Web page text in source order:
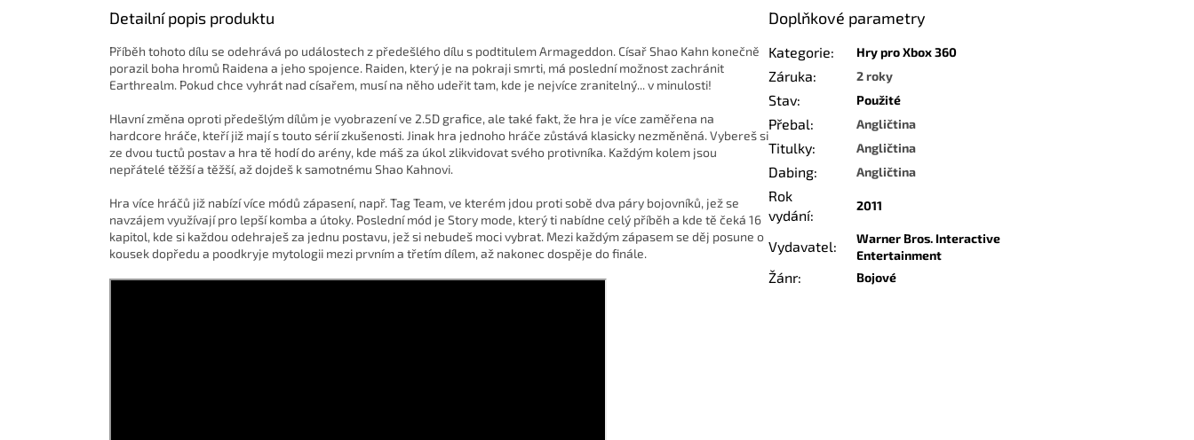
Detailní popis produktu
Příběh tohoto dílu se odehrává po událostech z předešlého dílu s podtitulem Armageddon. Císař Shao Kahn konečně
porazil boha hromů Raidena a jeho spojence. Raiden, který je na pokraji smrti, má poslední možnost zachránit
Earthrealm. Pokud chce vyhrát nad císařem, musí na něho udeřit tam, kde je nejvíce zranitelný... v minulosti!
Hlavní změna oproti předešlým dílům je vyobrazení ve 2.5D grafice, ale také fakt, že hra je více zaměřena na
hardcore hráče, kteří již mají s touto sérií zkušenosti. Jinak hra jednoho hráče zůstává klasicky nezměněná. Vybereš si
ze dvou tuctů postav a hra tě hodí do arény, kde máš za úkol zlikvidovat svého protivníka. Každým kolem jsou
nepřátelé těžší a těžší, až dojdeš k samotnému Shao Kahnovi.
Hra více hráčů již nabízí více módů zápasení, např. Tag Team, ve kterém jdou proti sobě dva páry bojovníků, jež se
navzájem využívají pro lepší komba a útoky. Poslední mód je Story mode, který ti nabídne celý příběh a kde tě čeká 16
kapitol, kde si každou odehraješ za jednu postavu, jež si nebudeš moci vybrat. Mezi každým zápasem se děj posune o
kousek dopředu a poodkryje mytologii mezi prvním a třetím dílem, až nakonec dospěje do finále.
Doplňkové parametry
Kategorie: Hry pro Xbox 360
Záruka: 2 roky
Stav: Použité
Přebal: Angličtina
Titulky: Angličtina
Dabing: Angličtina
Rok
vydání:
2011
Vydavatel:
Warner Bros. Interactive
Entertainment
Žánr: Bojové